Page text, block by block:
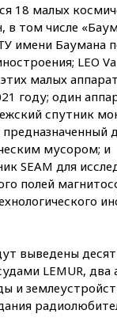
18 малых
в том числе
имени Баумана
LEO
малых
году; один
спутник
мусором; и
SEAM для
полей
выведены
LEMUR, два
и